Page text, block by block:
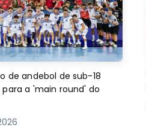
de andebol de sub-18
a 'main round' do